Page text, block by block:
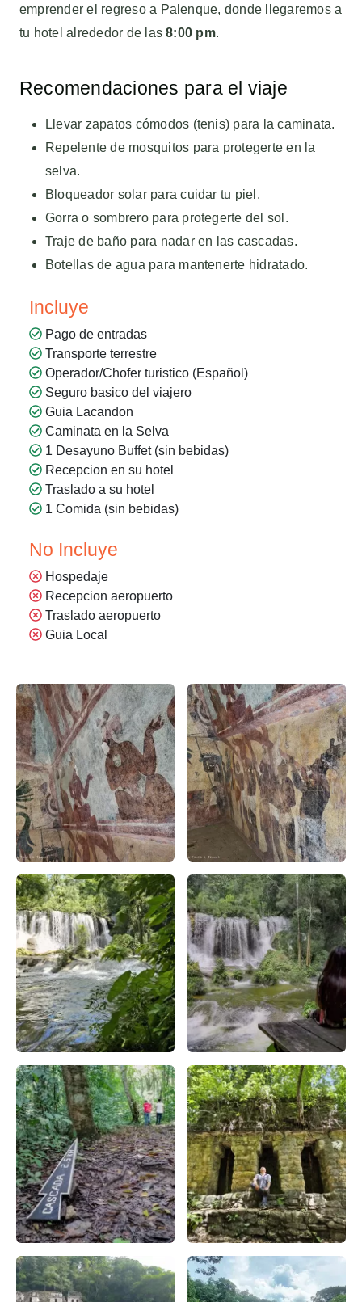
emprender el regreso a Palenque, donde llegaremos a
tu hotel alrededor de las8:00 pm.
Recomendaciones para el viaje
Llevar zapatos cómodos (tenis) para la caminata.
Repelente de mosquitos para protegerte en la
selva.
Bloqueador solar para cuidar tu piel.
Gorra o sombrero para protegerte del sol.
Traje de baño para nadar en las cascadas.
Botellas de agua para mantenerte hidratado.
Incluye
Pago de entradas
Transporte terrestre
Operador/Chofer turistico (Español)
Seguro basico del viajero
Guia Lacandon
Caminata en la Selva
1 Desayuno Buffet (sin bebidas)
Recepcion en su hotel
Traslado a su hotel
1 Comida (sin bebidas)
No Incluye
Hospedaje
Recepcion aeropuerto
Traslado aeropuerto
Guia Local